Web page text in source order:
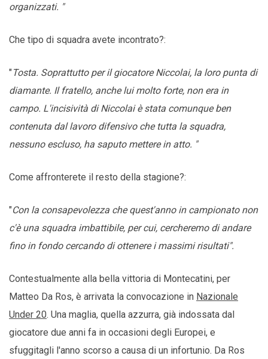
organizzati. "
Che tipo di squadra avete incontrato?:
"Tosta. Soprattutto per il giocatore Niccolai, la loro punta di
diamante. Il fratello, anche lui molto forte, non era in
campo. L'incisività di Niccolai è stata comunque ben
contenuta dal lavoro difensivo che tutta la squadra,
nessuno escluso, ha saputo mettere in atto. "
Come affronterete il resto della stagione?:
"Con la consapevolezza che quest'anno in campionato non
c'è una squadra imbattibile, per cui, cercheremo di andare
fino in fondo cercando di ottenere i massimi risultati".
Contestualmente alla bella vittoria di Montecatini, per
Matteo Da Ros, è arrivata la convocazione in Nazionale
Under 20. Una maglia, quella azzurra, già indossata dal
giocatore due anni fa in occasioni degli Europei, e
sfuggitagli l'anno scorso a causa di un infortunio. Da Ros